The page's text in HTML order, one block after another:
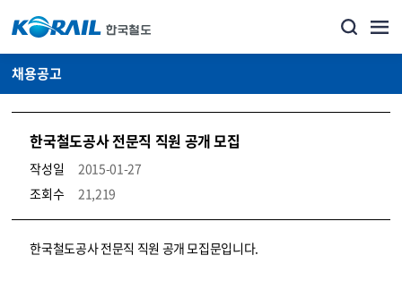
채용공고
한국철도공사 전문직 직원 공개 모집
작성일
2015-01-27
조회수
21,219
코레일소개_경영공시_채용공고 상세보기 – 내용, 파일, 담당자 연락처로 구성
한국철도공사 전문직 직원 공개 모집문입니다.